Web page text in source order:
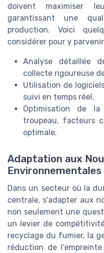
doivent maximiser
garantissant une
production. Voici
considérer pour y
Analyse détaillée
collecte rigoureuse
Utilisation de
suivi en temps réel.
Optimisation de
troupeau, facteurs
optimale.
Adaptation aux
Environnementales
Dans un secteur où la
centrale, s'adapter aux
non seulement une
un levier de
recyclage du fumier, la
réduction de